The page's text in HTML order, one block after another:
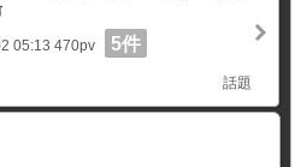
05:13 470pv 5件
話題